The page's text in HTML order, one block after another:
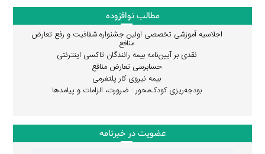
مطالب نوافزوده
اجلاسیه آموزشی تخصصی اولین جشنواره شفافیت و رفع تعارض
منافع
نقدی بر آیین‌نامه بیمه رانندگان تاکسی اینترنتی
حسابرسی تعارض منافع
بیمه نیروی کار پلتفرمی
بودجه‌ریزی کودک‌محور : ضرورت، الزامات و پیامدها
عضویت در خبرنامه